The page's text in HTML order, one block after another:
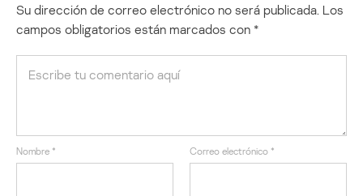
Su dirección de correo electrónico no será publicada. Los
campos obligatorios están marcados con *
Nombre * Correo electrónico *